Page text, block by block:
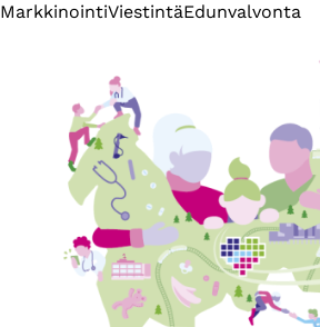
MarkkinointiViestintäEdunvalvonta